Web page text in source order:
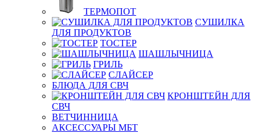
ТЕРМОПОТ
СУШИЛКА
ДЛЯ ПРОДУКТОВ
ТОСТЕР
ШАШЛЫЧНИЦА
ГРИЛЬ
СЛАЙСЕР
БЛЮДА ДЛЯ СВЧ
КРОНШТЕЙН ДЛЯ
СВЧ
ВЕТЧИННИЦА
АКСЕССУАРЫ МБТ